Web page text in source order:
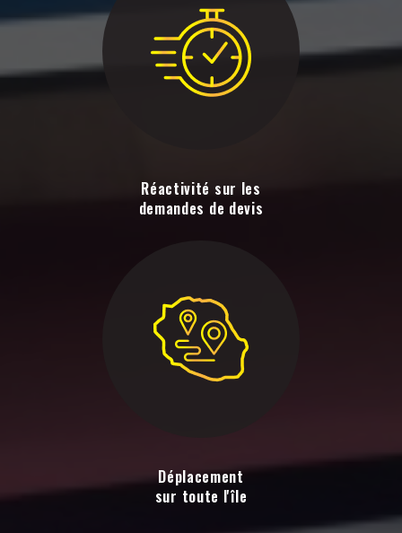
Réactivité sur les
demandes de devis
Déplacement
sur toute l'île